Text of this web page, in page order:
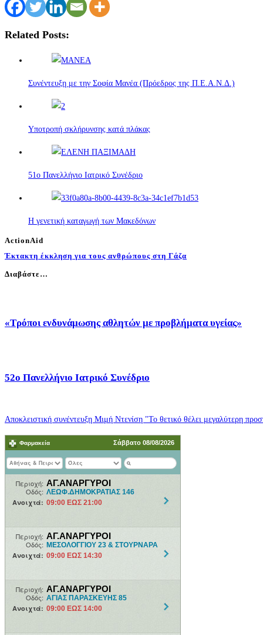
Related Posts:
Συνέντευξη με την Σοφία Μανέα (Πρόεδρος της Π.Ε.Α.Ν.Δ.)
Υποτροπή σκλήρυνσης κατά πλάκας
51ο Πανελλήνιο Ιατρικό Συνέδριο
Η γενετική καταγωγή των Μακεδόνων
ActionAid
Έκτακτη έκκληση για τους ανθρώπους στη Γάζα
Διαβάστε…
«Τρόποι ενδυνάμωσης αθλητών με προβλήματα υγείας»
52o Πανελλήνιο Ιατρικό Συνέδριο
Αποκλειστική συνέντευξη Μιμή Ντενίση "Το θετικό θέλει μεγαλύτερη